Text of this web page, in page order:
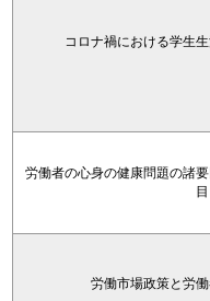
コロナ禍における学生
労働者の心身の健康問題の諸
労働市場政策と労